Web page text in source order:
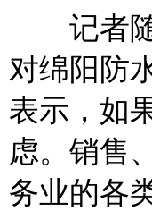
记者随
对绵阳防
表示，如
虑。销售
务业的各